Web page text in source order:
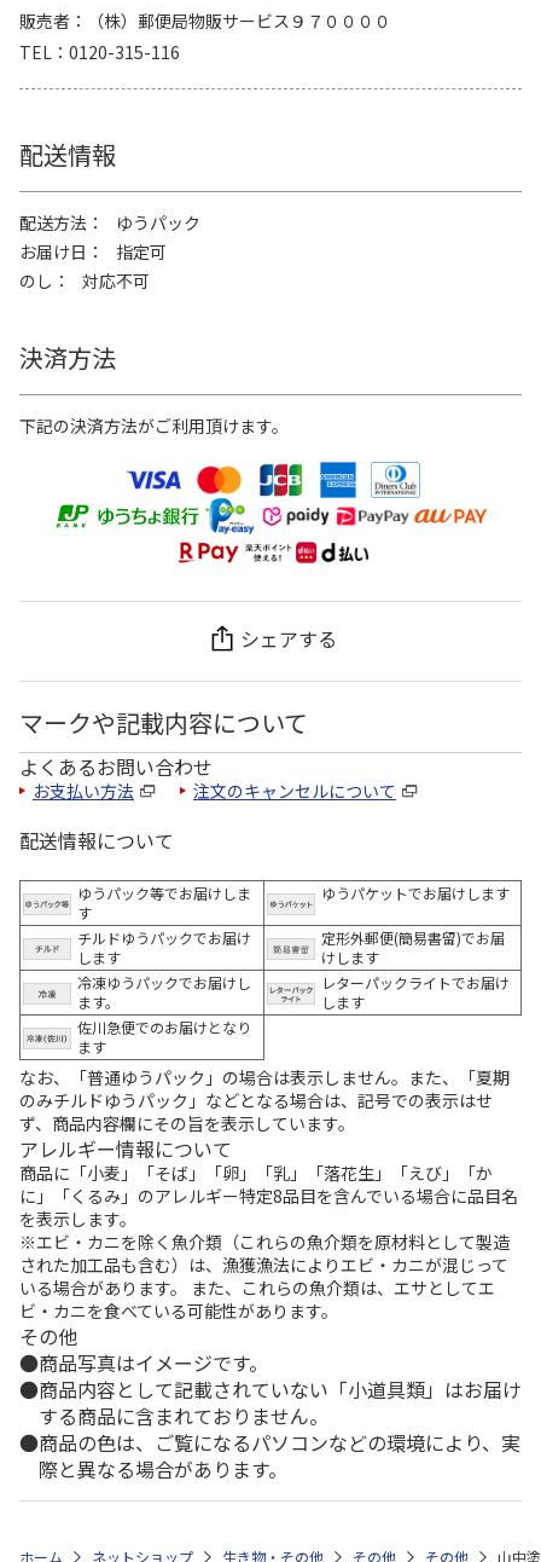
販売者
（株）郵便局物販サービス９７００００
TEL
0120-315-116
配送情報
配送方法
ゆうパック
お届け日
指定可
のし
対応不可
決済方法
下記の決済方法がご利用頂けます。
シェアする
マークや記載内容について
よくあるお問い合わせ
お支払い方法 注文のキャンセルについて
配送情報について
ゆうパック等でお届けしま
す
ゆうパケットでお届けします
チルドゆうパックでお届け
します
定形外郵便(簡易書留)でお届
けします
冷凍ゆうパックでお届けし
ます。
レターパックライトでお届け
します
佐川急便でのお届けとなり
ます
なお、「普通ゆうパック」の場合は表示しません。また、「夏期
のみチルドゆうパック」などとなる場合は、記号での表示はせ
ず、商品内容欄にその旨を表示しています。
アレルギー情報について
商品に「小麦」「そば」「卵」「乳」「落花生」「えび」「か
に」「くるみ」のアレルギー特定8品目を含んでいる場合に品目名
を表示します。
※エビ・カニを除く魚介類（これらの魚介類を原材料として製造
された加工品も含む）は、漁獲漁法によりエビ・カニが混じって
いる場合があります。 また、これらの魚介類は、エサとしてエ
ビ・カニを食べている可能性があります。
その他
商品写真はイメージです。
商品内容として記載されていない「小道具類」はお届け
する商品に含まれておりません。
商品の色は、ご覧になるパソコンなどの環境により、実
際と異なる場合があります。
ホーム ネットショップ 生き物・その他 その他 その他 山中